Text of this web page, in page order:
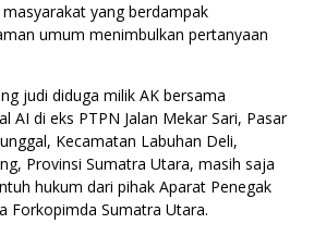
yang berdampak
umum menimbulkan pertanyaan
judi diduga milik AK bersama
AI di eks PTPN Jalan Mekar Sari, Pasar
Kecamatan Labuhan Deli,
Provinsi Sumatra Utara, masih saja
hukum dari pihak Aparat Penegak
Forkopimda Sumatra Utara.